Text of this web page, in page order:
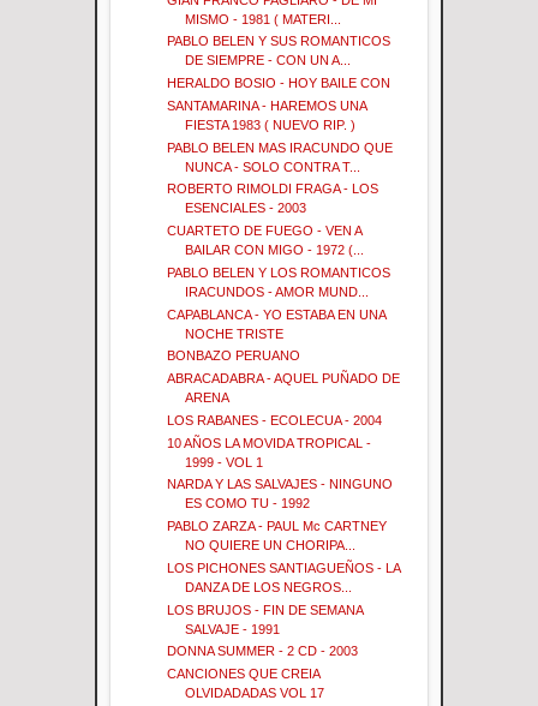
MISMO - 1981 ( MATERI...
PABLO BELEN Y SUS ROMANTICOS
DE SIEMPRE - CON UN A...
HERALDO BOSIO - HOY BAILE CON
SANTAMARINA - HAREMOS UNA
FIESTA 1983 ( NUEVO RIP. )
PABLO BELEN MAS IRACUNDO QUE
NUNCA - SOLO CONTRA T...
ROBERTO RIMOLDI FRAGA - LOS
ESENCIALES - 2003
CUARTETO DE FUEGO - VEN A
BAILAR CON MIGO - 1972 (...
PABLO BELEN Y LOS ROMANTICOS
IRACUNDOS - AMOR MUND...
CAPABLANCA - YO ESTABA EN UNA
NOCHE TRISTE
BONBAZO PERUANO
ABRACADABRA - AQUEL PUÑADO DE
ARENA
LOS RABANES - ECOLECUA - 2004
10 AÑOS LA MOVIDA TROPICAL -
1999 - VOL 1
NARDA Y LAS SALVAJES - NINGUNO
ES COMO TU - 1992
PABLO ZARZA - PAUL Mc CARTNEY
NO QUIERE UN CHORIPA...
LOS PICHONES SANTIAGUEÑOS - LA
DANZA DE LOS NEGROS...
LOS BRUJOS - FIN DE SEMANA
SALVAJE - 1991
DONNA SUMMER - 2 CD - 2003
CANCIONES QUE CREIA
OLVIDADADAS VOL 17